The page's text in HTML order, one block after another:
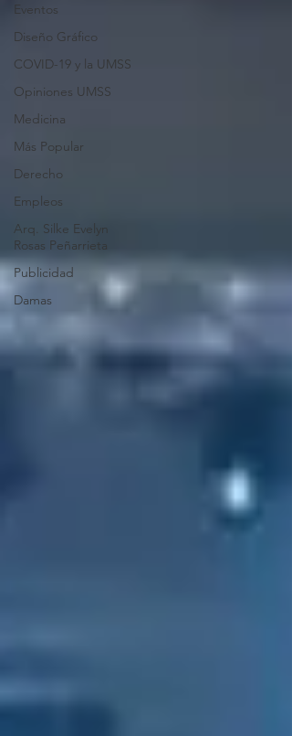
Eventos
Diseño Gráfico
COVID-19 y la UMSS
Opiniones UMSS
Medicina
Más Popular
Derecho
Empleos
Arq. Silke Evelyn
Rosas Peñarrieta
Publicidad
Damas